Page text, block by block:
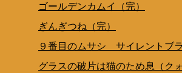
ゴールデンカムイ（完）
ぎんぎつね（完）
９番目のムサシ サイレントブラ
グラスの破片は猫のため息（ク